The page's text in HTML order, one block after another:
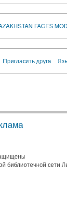
FACES
Пригласить друга
библиотечной сети